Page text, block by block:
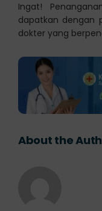
Ingat!
dapatkan dengan
dokter yang
About the